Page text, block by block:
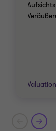
Grant